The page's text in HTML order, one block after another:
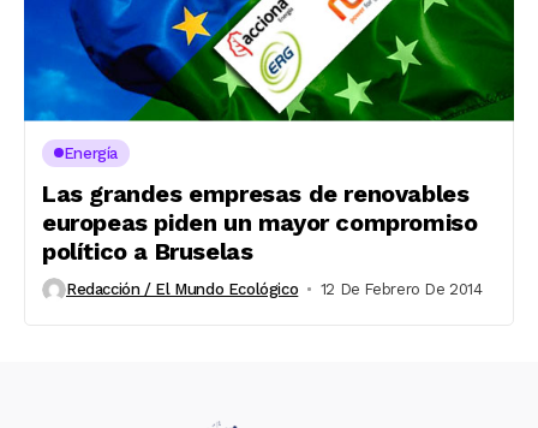
Energía
Las grandes empresas de renovables
europeas piden un mayor compromiso
político a Bruselas
Redacción / El Mundo Ecológico 12 De Febrero De 2014